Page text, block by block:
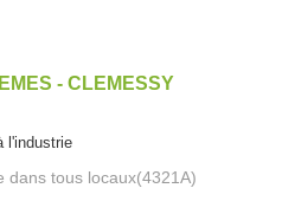
- CLEMESSY
l'industrie
dans tous locaux(4321A)